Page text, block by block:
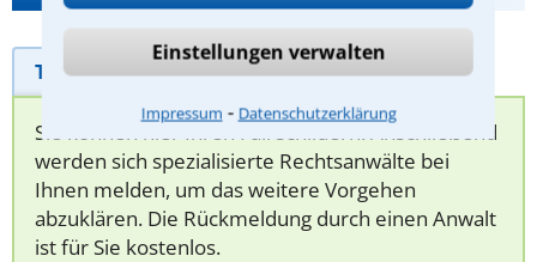
Einstellungen verwalten
Impressum ⁃ Datenschutzerklärung
Telefonhilfe Beratungsanfrage
Sie können hier Ihren Fall schildern. Anschließend
werden sich spezialisierte Rechtsanwälte bei
Ihnen melden, um das weitere Vorgehen
abzuklären. Die Rückmeldung durch einen Anwalt
ist für Sie kostenlos.